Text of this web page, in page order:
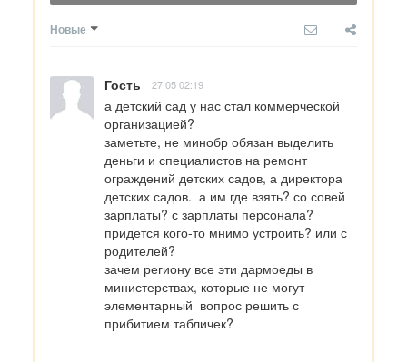
Новые
Гость 27.05 02:19
а детский сад у нас стал коммерческой
организацией?
заметьте, не минобр обязан выделить
деньги и специалистов на ремонт
ограждений детских садов, а директора
детских садов.  а им где взять? со совей
зарплаты? с зарплаты персонала?
придется кого-то мнимо устроить? или с
родителей?
зачем региону все эти дармоеды в
министерствах, которые не могут
элементарный  вопрос решить с
прибитием табличек?